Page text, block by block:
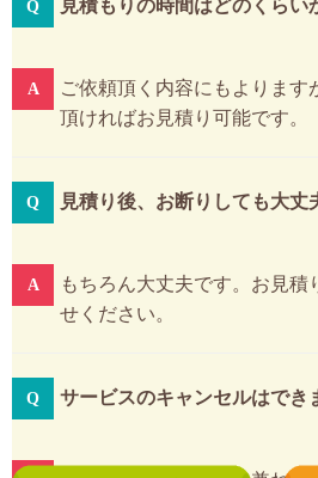
見積もりの時間はどのくらい
ご依頼頂く内容にもよります
頂ければお見積り可能です。
見積り後、お断りしても大丈
もちろん大丈夫です。お見積
せください。
サービスのキャンセルはでき